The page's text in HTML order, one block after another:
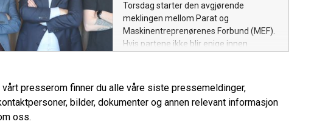
Torsdag starter den avgjørende
meklingen mellom Parat og
Maskinentreprenørenes Forbund (MEF).
Hvis partene ikke blir enige innen
vårt presserom finner du alle våre siste pressemeldinger,
bilder, dokumenter og annen relevant informasjon
oss.